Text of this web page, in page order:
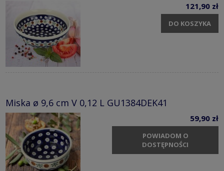
121,90 zł
DO KOSZYKA
Miska ø 9,6 cm V 0,12 L GU1384DEK41
59,90 zł
POWIADOM O
DOSTĘPNOŚCI